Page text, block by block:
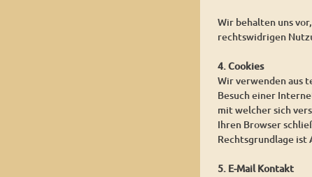
Wir behalten uns
rechtswidrigen
4. Cookies
Wir verwenden aus
Besuch einer
mit welcher sich
Ihren Browser
Rechtsgrundlage ist
5. E-Mail Kontakt